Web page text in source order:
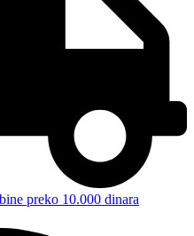
preko 10.000 dinara